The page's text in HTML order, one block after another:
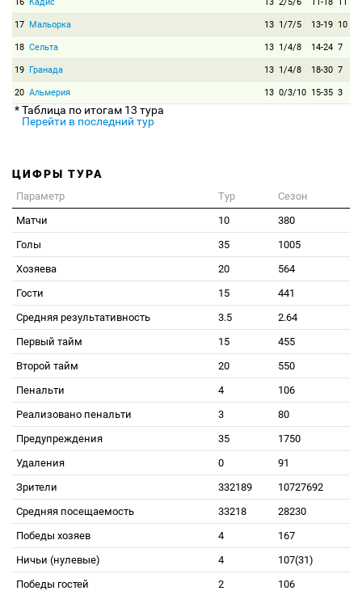
17 Мальорка 13 1/7/5 13-19 10
18 Сельта 13 1/4/8 14-24 7
19 Гранада 13 1/4/8 18-30 7
20 Альмерия 13 0/3/10 15-35 3
* Таблица по итогам 13 тура
Перейти в последний тур
ЦИФРЫ ТУРА
Параметр Тур
Сезон
Матчи
10
380
Голы
35
1005
Хозяева
20
564
Гости
15
441
Средняя результативность
3.5
2.64
Первый тайм
15
455
Второй тайм
20
550
Пенальти
4
106
Реализовано пенальти
3
80
Предупреждения
35
1750
Удаления
0
91
Зрители
332189
10727692
Средняя посещаемость
33218
28230
Победы хозяев
4
167
Ничьи (нулевые)
4
107(31)
Победы гостей
2 106